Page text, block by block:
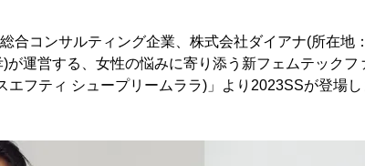
合コンサルティング企業、株式会社ダイアナ(所在地
が運営する、女性の悩みに寄り添う新フェムテック
エフティ シュープリームララ)」より2023SSが登場し